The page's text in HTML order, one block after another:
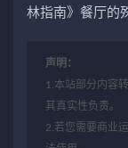
林指南》餐厅的
声明：
1.本站部分内容
其真实性负责。
2.若您需要商业